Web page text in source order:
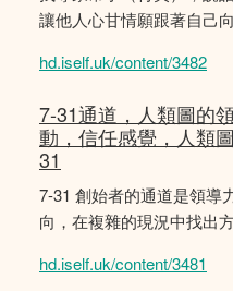
讓他人心甘情願跟著自己向
hd.iself.uk/content/3482
7-31通道，人類圖的
動，信任感覺，人類
31
7-31 創始者的通道是領導
向，在複雜的現況中找出
hd.iself.uk/content/3481